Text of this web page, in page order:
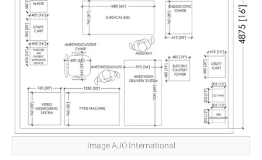
Image AJO International